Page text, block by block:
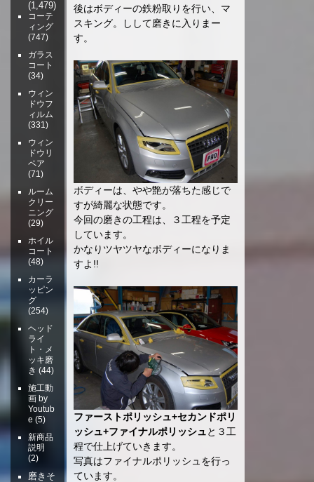
後はボディーの鉄粉取りを行い、マ
スキング。しして磨きに入りまー
す。
ボディーは、やや艶が落ちた感じで
すが綺麗な状態です。
今回の磨きの工程は、３工程を予定
しています。
かなりツヤツヤなボディーになりま
すよ!!
ファーストポリッシュ+セカンドポリ
ッシュ+ファイナルポリッシュと３工
程で仕上げていきます。
写真はファイナルポリッシュを行っ
ています。
(1,479)
コーテ
ィング
(747)
ガラス
コート
(34)
ウィン
ドウフ
ィルム
(331)
ウィン
ドウリ
ペア
(71)
ルーム
クリー
ニング
(29)
ホイル
コート
(48)
カーラ
ッピン
グ
(254)
ヘッド
ライ
ト・メ
ッキ磨
き (44)
施工動
画 by
Youtub
e (5)
新商品
説明
(2)
磨きそ